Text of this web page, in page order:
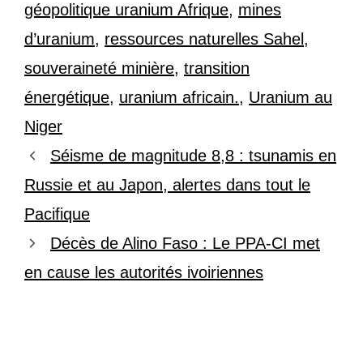
géopolitique uranium Afrique, mines
d’uranium, ressources naturelles Sahel ,
souveraineté minière, transition
énergétique, uranium africain., Uranium au
Niger
Séisme de magnitude 8,8 : tsunamis en
Russie et au Japon, alertes dans tout le
Pacifique
Décès de Alino Faso : Le PPA-CI met
en cause les autorités ivoiriennes